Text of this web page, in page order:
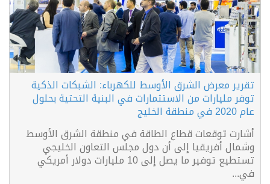
تقرير معرض الشرق الأوسط للكهرباء: الشبكات الذكية
توفر مليارات من الاستثمارات في البنية التحتية بحلول
عام 2020 في منطقة الخليج
أشارت توقعات قطاع الطاقة في منطقة الشرق الأوسط
وشمال أفريقيا إلى أن دول مجلس التعاون الخليجي
تستطيع توفير ما يصل إلى 10 مليارات دولار أمريكي
في...